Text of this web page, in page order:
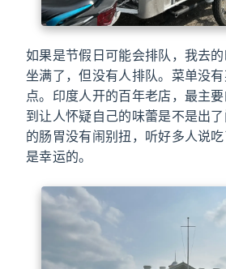
如果是节假日可能会排队，我去
坐满了，但没有人排队。菜单没
点。印度人开的百年老店，最主
到让人怀疑自己的味蕾是不是出
的肠胃没有闹别扭，听好多人说
是幸运的。